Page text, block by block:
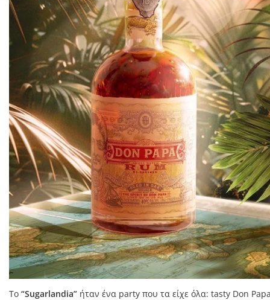
Το “Sugarlandia” ήταν ένα party που τα είχε όλα: tasty Don